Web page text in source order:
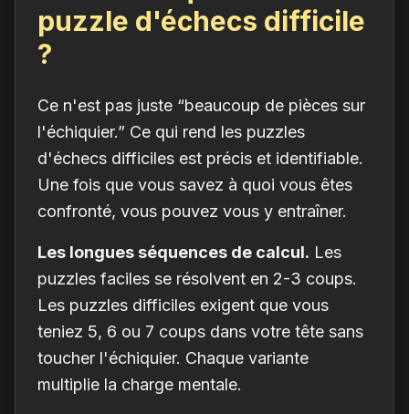
puzzle d'échecs difficile
?
Ce n'est pas juste “beaucoup de pièces sur
l'échiquier.” Ce qui rend les puzzles
d'échecs difficiles est précis et identifiable.
Une fois que vous savez à quoi vous êtes
confronté, vous pouvez vous y entraîner.
Les longues séquences de calcul. Les
puzzles faciles se résolvent en 2-3 coups.
Les puzzles difficiles exigent que vous
teniez 5, 6 ou 7 coups dans votre tête sans
toucher l'échiquier. Chaque variante
multiplie la charge mentale.